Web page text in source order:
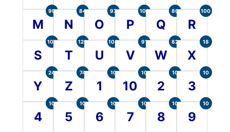
M
90
N
84
O
93
P
101
Q
80
R
100
S
107
T
120
U
104
V
91
W
82
X
18
Y
24
Z
74
1
10
10
10
2
10
3
10
4
10
5
10
6
10
7
10
8
10
9
10